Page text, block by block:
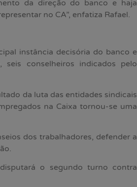
da direção do banco e haja
no CA”, enfatiza Rafael.
instância decisória do banco e
conselheiros indicados pelo
da luta das entidades sindicais
na Caixa tornou-se uma
dos trabalhadores, defender a
o segundo turno contra